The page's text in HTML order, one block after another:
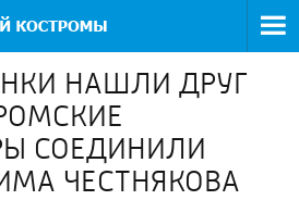
НАШЛИ ДРУГ
СОЕДИНИЛИ
ЧЕСТНЯКОВА